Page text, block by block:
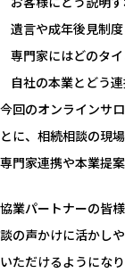
遺言や成年後見制
専門家にはどのタ
自社の本業とどう
今回のオンラインサ
とに、相続相談の現
専門家連携や本業提
協業パートナーの皆
談の声かけに活かし
いただけるようにな